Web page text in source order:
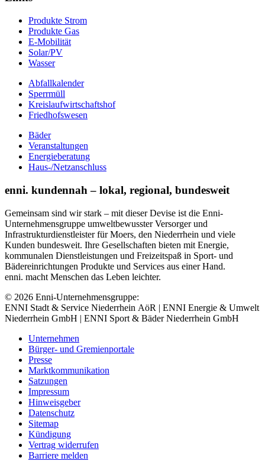
Produkte Strom
Produkte Gas
E-Mobilität
Solar/PV
Wasser
Abfallkalender
Sperrmüll
Kreislaufwirtschaftshof
Friedhofswesen
Bäder
Veranstaltungen
Energieberatung
Haus-/Netzanschluss
enni. kundennah – lokal, regional, bundesweit
Gemeinsam sind wir stark – mit dieser Devise ist die Enni-
Unternehmensgruppe umweltbewusster Versorger und
Infrastrukturdienstleister für Moers, den Niederrhein und viele
Kunden bundesweit. Ihre Gesellschaften bieten mit Energie,
kommunalen Dienstleistungen und Freizeitspaß in Sport- und
Bädereinrichtungen Produkte und Services aus einer Hand.
enni. macht Menschen das Leben leichter.
© 2026 Enni-Unternehmensgruppe:
ENNI Stadt & Service Niederrhein AöR | ENNI Energie & Umwelt
Niederrhein GmbH | ENNI Sport & Bäder Niederrhein GmbH
Unternehmen
Bürger- und Gremienportale
Presse
Marktkommunikation
Satzungen
Impressum
Hinweisgeber
Datenschutz
Sitemap
Kündigung
Vertrag widerrufen
Barriere melden